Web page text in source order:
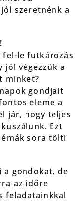
szeretnénk a
fel-le futkározás
jól végezzük a
minket?
gondjait
eleme a
jár, hogy teljes
Ezt
sora tölti
a gondokat, de
az időre
feladatainkkal